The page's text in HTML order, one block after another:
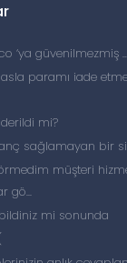
‘ya güvenilmezmiş
paramı iade
mi?
sağlamayan bir
müşteri
gö...
mi sonunda